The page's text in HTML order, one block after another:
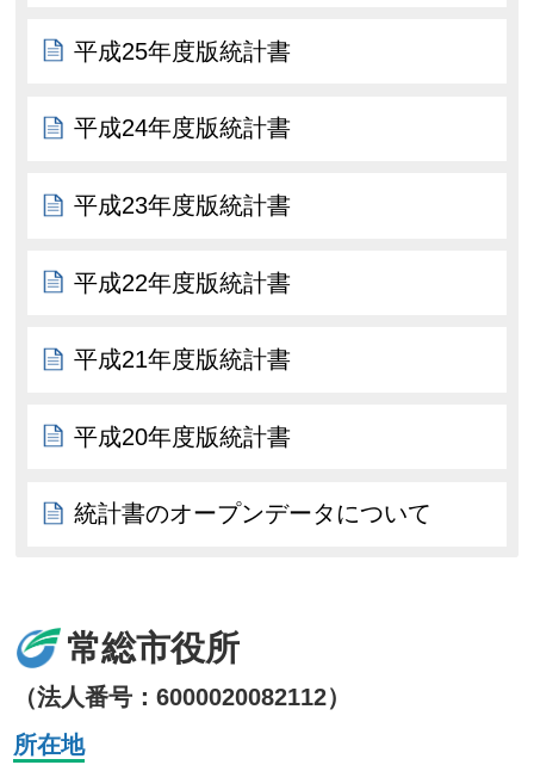
平成25年度版統計書
平成24年度版統計書
平成23年度版統計書
平成22年度版統計書
平成21年度版統計書
平成20年度版統計書
統計書のオープンデータについて
常総市役所
（法人番号：6000020082112）
所在地